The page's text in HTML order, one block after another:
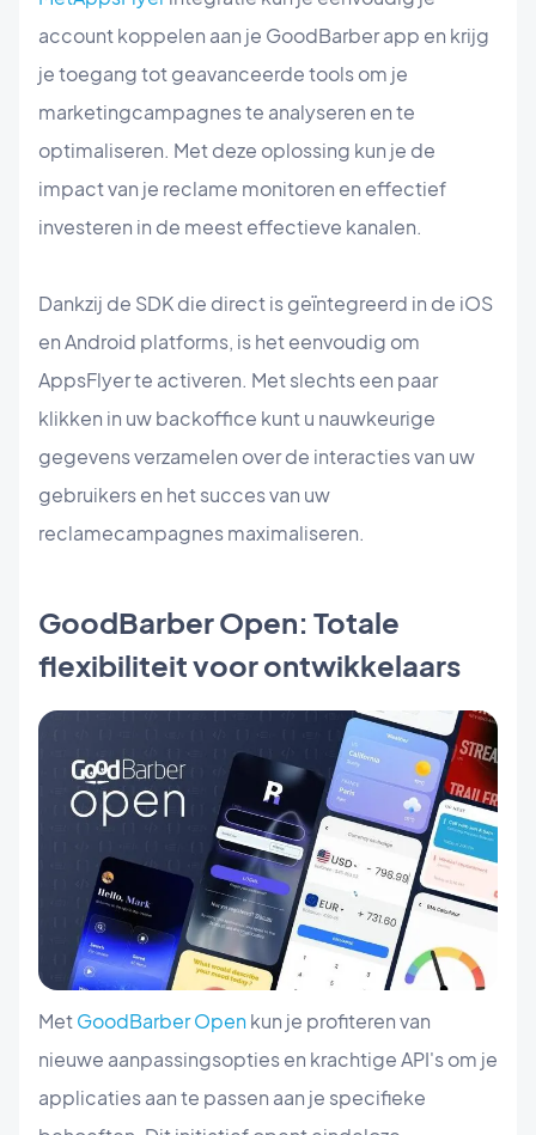
account koppelen aan je GoodBarber app en krijg
je toegang tot geavanceerde tools om je
marketingcampagnes te analyseren en te
optimaliseren. Met deze oplossing kun je de
impact van je reclame monitoren en effectief
investeren in de meest effectieve kanalen.
Dankzij de SDK die direct is geïntegreerd in de iOS
en Android platforms, is het eenvoudig om
AppsFlyer te activeren. Met slechts een paar
klikken in uw backoffice kunt u nauwkeurige
gegevens verzamelen over de interacties van uw
gebruikers en het succes van uw
reclamecampagnes maximaliseren.
GoodBarber Open: Totale
flexibiliteit voor ontwikkelaars
MetGoodBarber Openkun je profiteren van
nieuwe aanpassingsopties en krachtige API's om je
applicaties aan te passen aan je specifieke